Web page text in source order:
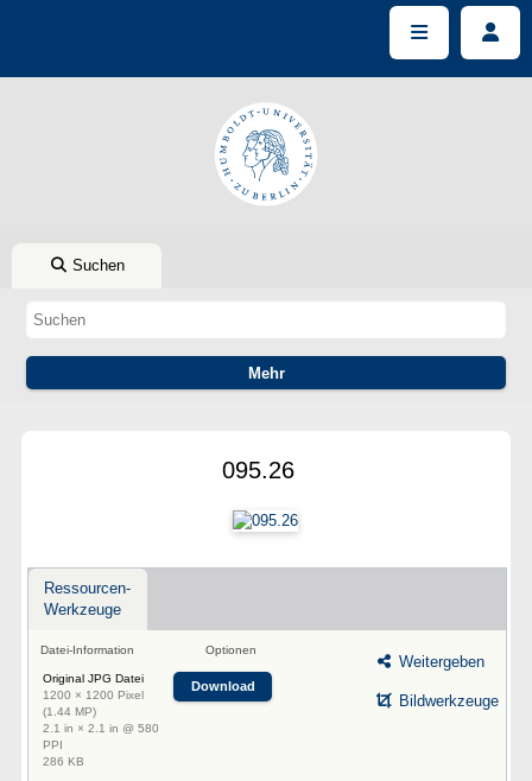
Suchen
095.26
Ressourcen-
Werkzeuge
Datei-Information Optionen
Original JPG Datei
1200 × 1200 Pixel
(1.44 MP)
2.1 in × 2.1 in @ 580
PPI
286 KB
Download
Weitergeben
Bildwerkzeuge